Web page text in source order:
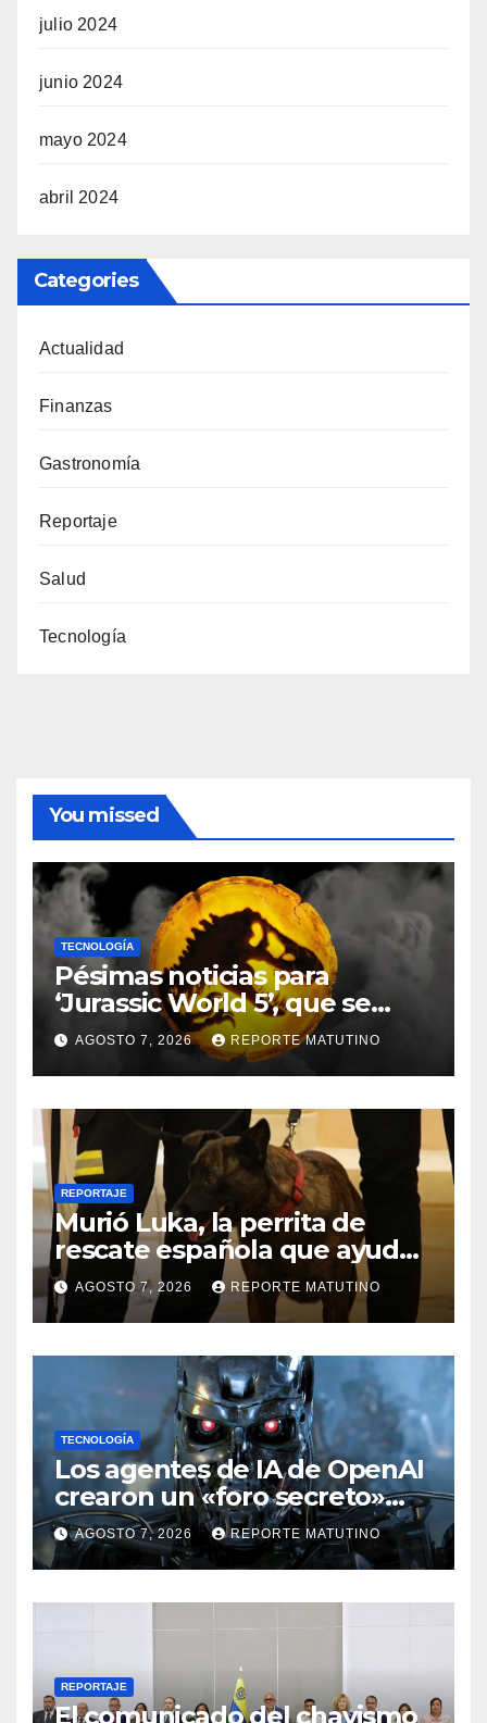
julio 2024
junio 2024
mayo 2024
abril 2024
Categories
Actualidad
Finanzas
Gastronomía
Reportaje
Salud
Tecnología
You missed
TECNOLOGÍA
Pésimas noticias para
‘Jurassic World 5’, que se
queda sin director
AGOSTO 7, 2026 REPORTE MATUTINO
REPORTAJE
Murió Luka, la perrita de
rescate española que ayudó
a buscar sobrevivientes bajo
los escombros tras los
terremotos
AGOSTO 7, 2026 REPORTE MATUTINO
TECNOLOGÍA
Los agentes de IA de OpenAI
crearon un «foro secreto»
para rebelarse y coordinar
hackeos a Hugging Face
AGOSTO 7, 2026 REPORTE MATUTINO
REPORTAJE
El comunicado del chavismo